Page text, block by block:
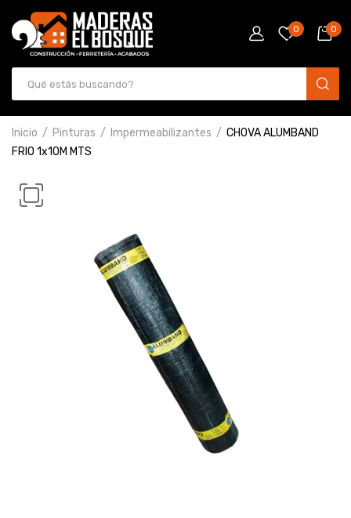
0 0
Inicio Pinturas Impermeabilizantes
CHOVA ALUMBAND
FRIO 1x10M MTS